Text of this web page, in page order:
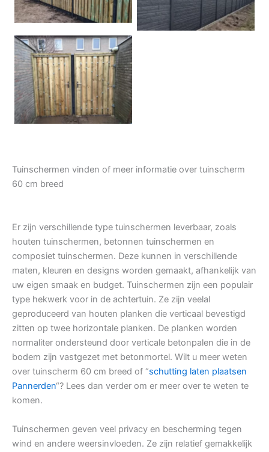
Tuindeur grenen
Tuinschermen vinden of meer informatie over tuinscherm
60 cm breed
Er zijn verschillende type tuinschermen leverbaar, zoals
houten tuinschermen, betonnen tuinschermen en
composiet tuinschermen. Deze kunnen in verschillende
maten, kleuren en designs worden gemaakt, afhankelijk van
uw eigen smaak en budget. Tuinschermen zijn een populair
type hekwerk voor in de achtertuin. Ze zijn veelal
geproduceerd van houten planken die verticaal bevestigd
zitten op twee horizontale planken. De planken worden
normaliter ondersteund door verticale betonpalen die in de
bodem zijn vastgezet met betonmortel. Wilt u meer weten
over tuinscherm 60 cm breed of “schutting laten plaatsen
Pannerden“? Lees dan verder om er meer over te weten te
komen.
Tuinschermen geven veel privacy en bescherming tegen
wind en andere weersinvloeden. Ze zijn relatief gemakkelijk